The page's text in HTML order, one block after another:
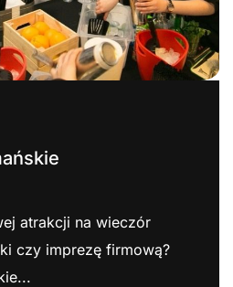
atrakcji na wieczór
czy imprezę firmową?